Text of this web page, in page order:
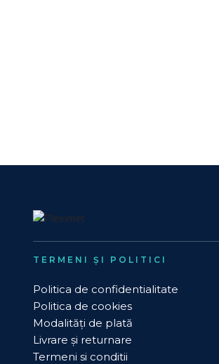
TERMENI ȘI POLITICI
Politica de confidentialitate
Politica de cookies
Modalități de plată
Livrare și returnare
Termeni si conditii